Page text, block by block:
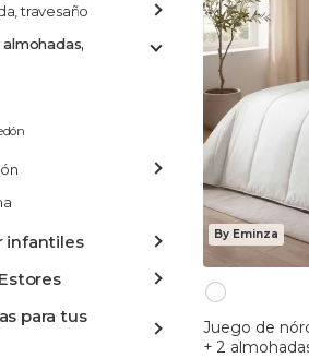
travesaño
infantiles
para tus
By Eminza
Juego de
+ 2